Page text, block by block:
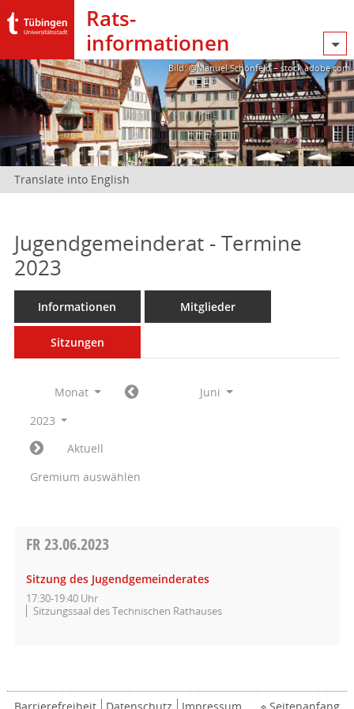
Rats­
informationen
Bild: @Manuel Schönfeld – stock.adobe.com
Translate into English
Jugendgemeinderat - Termine
2023
Informationen Mitglieder
Sitzungen
Monat
Juni
2023
Aktuell
Gremium auswählen
FR23.06.2023
Sitzung des Jugendgemeinderates
17:30-19:40 Uhr
Sitzungssaal des Technischen Rathauses